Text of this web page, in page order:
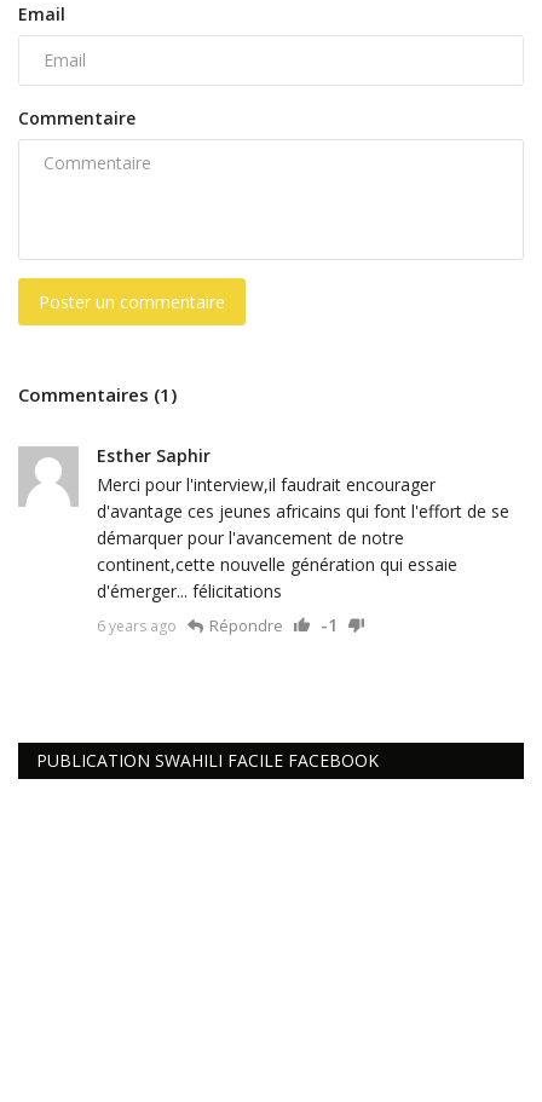
Email
Commentaire
Poster un commentaire
Commentaires (1)
Esther Saphir
Merci pour l'interview,il faudrait encourager
d'avantage ces jeunes africains qui font l'effort de se
démarquer pour l'avancement de notre
continent,cette nouvelle génération qui essaie
d'émerger... félicitations
6 years ago Répondre -1
PUBLICATION SWAHILI FACILE FACEBOOK